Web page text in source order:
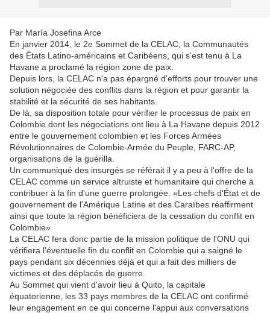
Par María Josefina Arce
En janvier 2014, le 2e Sommet de la CELAC, la Communautés
des États Latino-américains et Caribéens, qui s'est tenu à La
Havane a proclamé la région zone de paix.
Depuis lors, la CELAC n'a pas épargné d'efforts pour trouver une
solution négociée des conflits dans la région et pour garantir la
stabilité et la sécurité de ses habitants.
De là, sa disposition totale pour vérifier le processus de paix en
Colombie dont les négociations ont lieu à La Havane depuis 2012
entre le gouvernement colombien et les Forces Armées
Révolutionnaires de Colombie-Armée du Peuple, FARC-AP,
organisations de la guérilla.
Un communiqué des insurgés se référait il y a peu à l'offre de la
CELAC comme un service altruiste et humanitaire qui cherche à
contribuer à la fin d'une guerre prolongée. «Les chefs d'État et de
gouvernement de l'Amérique Latine et des Caraïbes réaffirment
ainsi que toute la région bénéficiera de la cessation du conflit en
Colombie»
La CELAC fera donc partie de la mission politique de l'ONU qui
vérifiera l'éventuelle fin du conflit en Colombie qui a saigné le
pays pendant six décennies déjà et qui a fait des milliers de
victimes et des déplacés de guerre.
Au Sommet qui vient d'avoir lieu à Quito, la capitale
équatorienne, les 33 pays membres de la CELAC ont confirmé
leur engagement en ce qui concerne l'appui aux conversations